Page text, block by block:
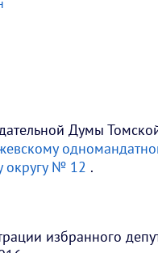
Думы
округу № 12 .
избранного